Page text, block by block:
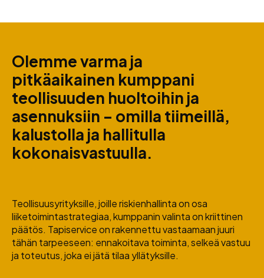
Olemme varma ja
pitkäaikainen kumppani
teollisuuden huoltoihin ja
asennuksiin – omilla tiimeillä,
kalustolla ja hallitulla
kokonaisvastuulla.
Teollisuusyrityksille, joille riskienhallinta on osa
liiketoimintastrategiaa, kumppanin valinta on kriittinen
päätös. Tapiservice on rakennettu vastaamaan juuri
tähän tarpeeseen: ennakoitava toiminta, selkeä vastuu
ja toteutus, joka ei jätä tilaa yllätyksille.